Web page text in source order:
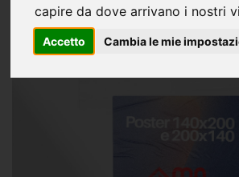
capire da dove arrivano i nostri
Accetto Cambia le mie